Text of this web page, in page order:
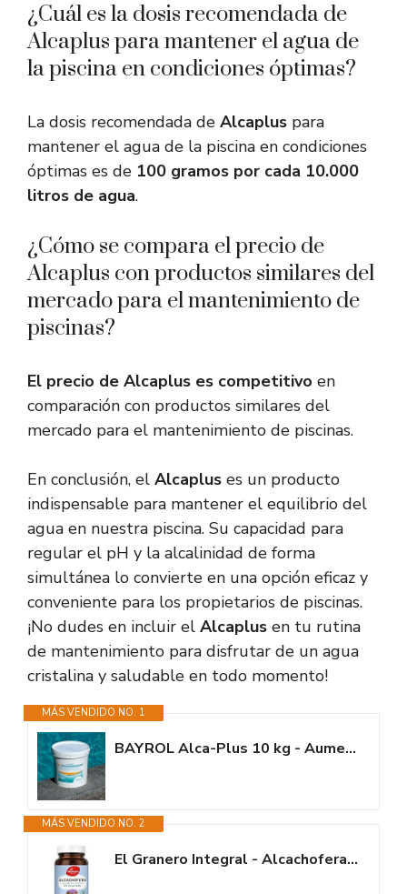
¿Cuál es la dosis recomendada de
Alcaplus para mantener el agua de
la piscina en condiciones óptimas?
La dosis recomendada de Alcaplus para
mantener el agua de la piscina en condiciones
óptimas es de 100 gramos por cada 10.000
litros de agua.
¿Cómo se compara el precio de
Alcaplus con productos similares del
mercado para el mantenimiento de
piscinas?
El precio de Alcaplus es competitivo en
comparación con productos similares del
mercado para el mantenimiento de piscinas.
En conclusión, el Alcaplus es un producto
indispensable para mantener el equilibrio del
agua en nuestra piscina. Su capacidad para
regular el pH y la alcalinidad de forma
simultánea lo convierte en una opción eficaz y
conveniente para los propietarios de piscinas.
¡No dudes en incluir el Alcaplus en tu rutina
de mantenimiento para disfrutar de un agua
cristalina y saludable en todo momento!
MÁS VENDIDO NO. 1
BAYROL Alca-Plus 10 kg - Aumenta la alcalinidad del Agua (TAC) y corrige...
MÁS VENDIDO NO. 2
El Granero Integral - Alcachofera - 600 Mg - 120 Comprimidos - Elaborado a...